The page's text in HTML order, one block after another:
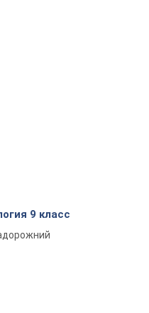
9 класс